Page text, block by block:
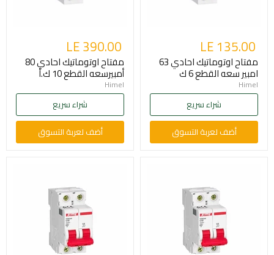
LE 135.00
مفتاح اوتوماتيك احادي 63
امبير سعه القطع 6 ك
Himel
شراء سريع
أضف لعربة التسوق
LE 390.00
مفتاح اوتوماتيك احادي 80
أمبيرسعه القطع 10 ك.أ
Himel
شراء سريع
أضف لعربة التسوق